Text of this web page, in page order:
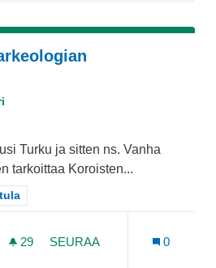
Turku ja sitten ns. Vanha
tarkoittaa Koroisten...
mukaan: Runosmäki-Raunistula
29 29 SEURAAJAA
SEURAA
0